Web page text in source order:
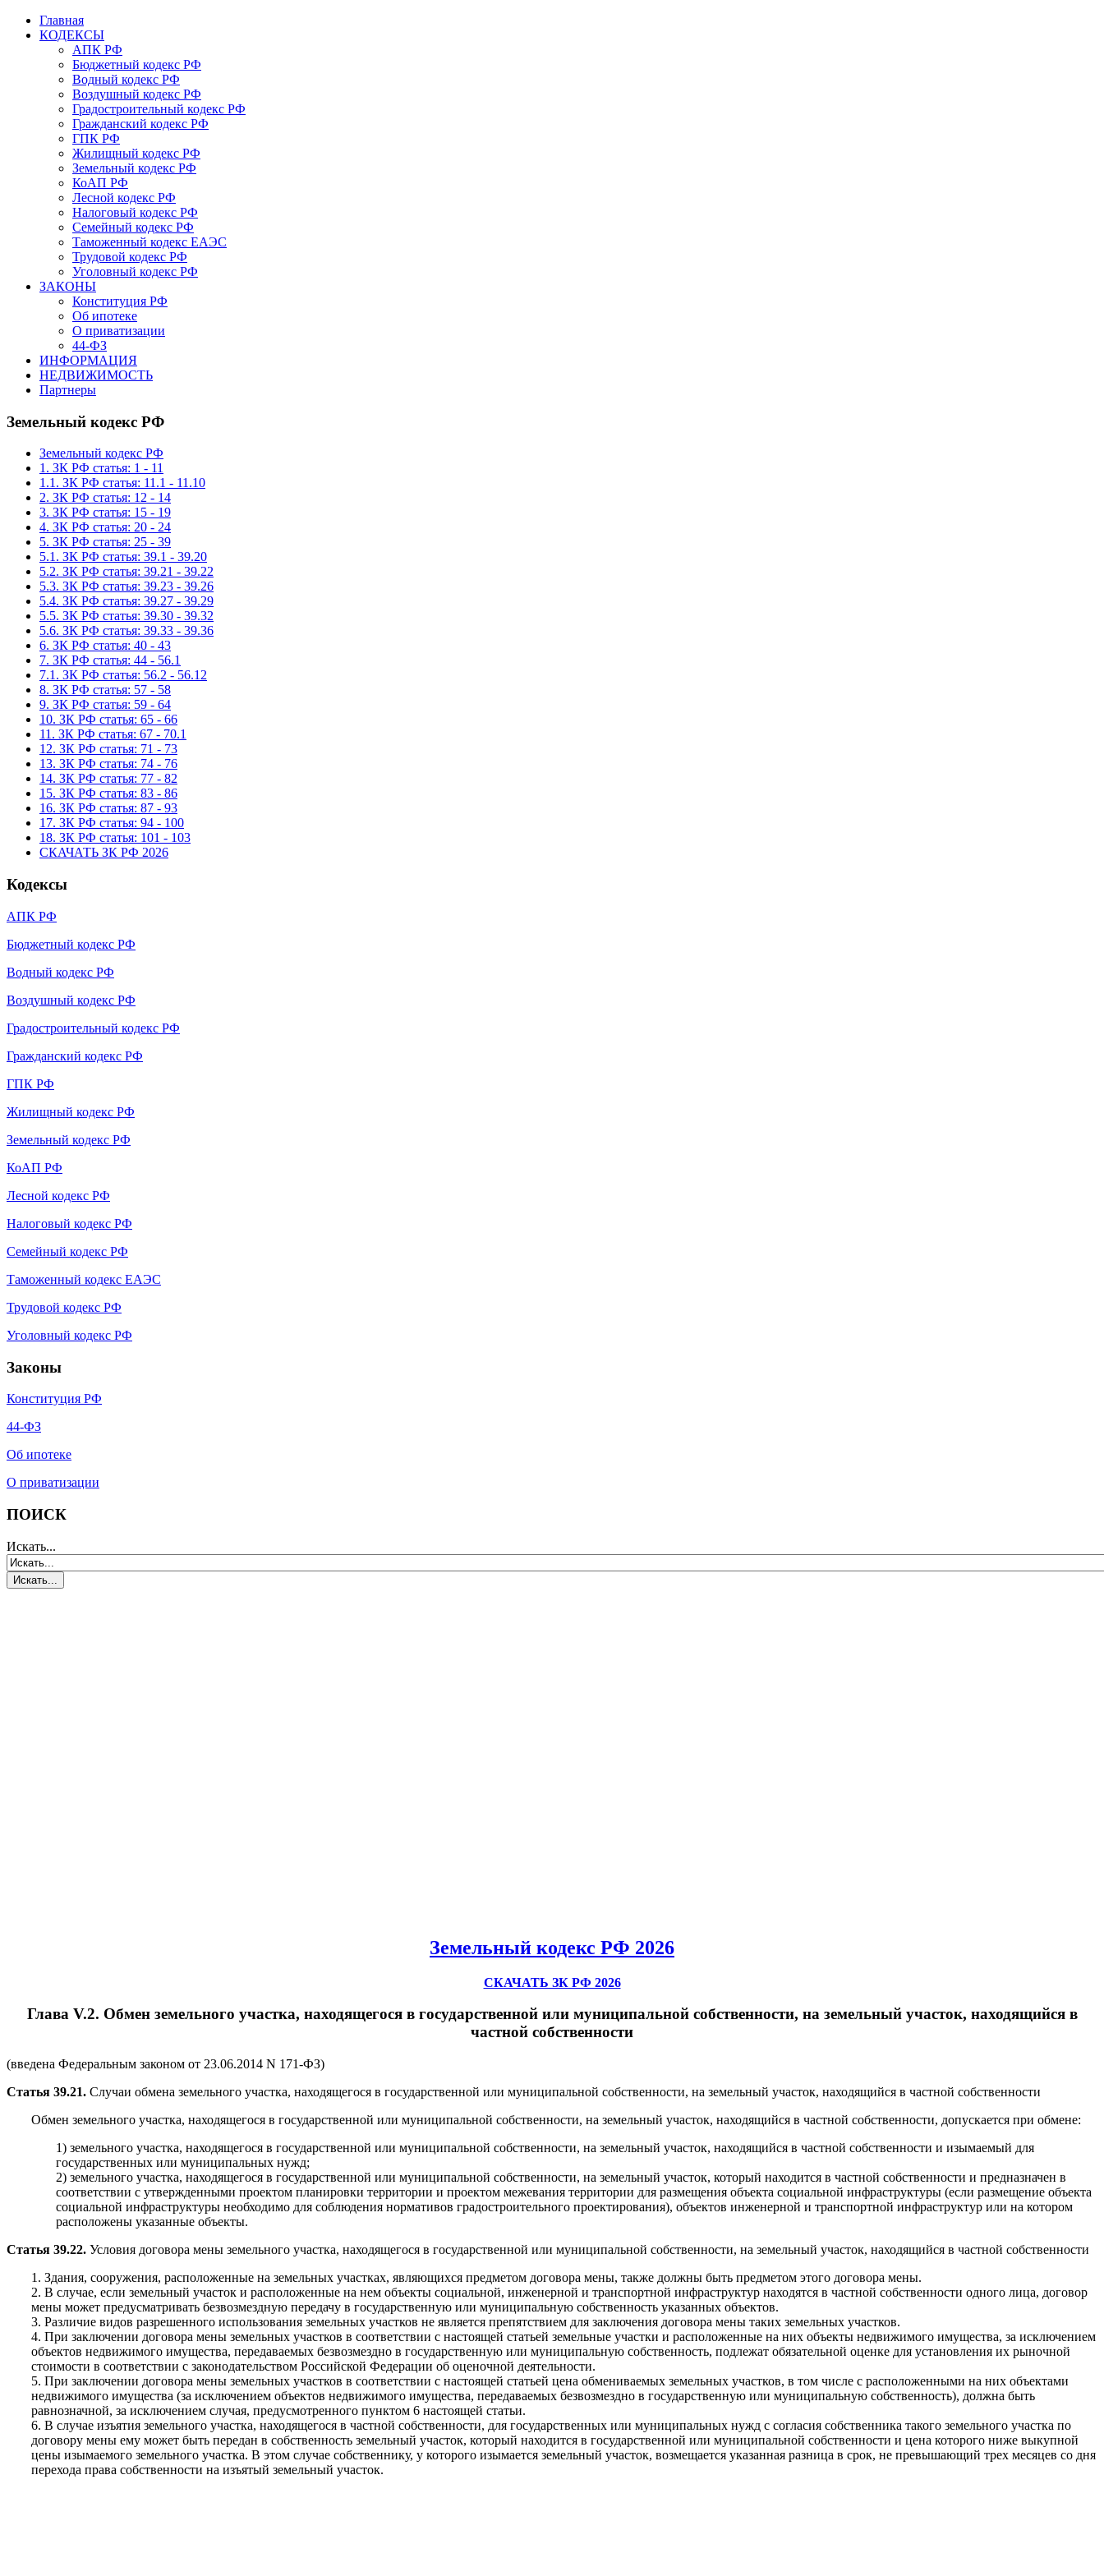
Главная
КОДЕКСЫ
АПК РФ
Бюджетный кодекс РФ
Водный кодекс РФ
Воздушный кодекс РФ
Градостроительный кодекс РФ
Гражданский кодекс РФ
ГПК РФ
Жилищный кодекс РФ
Земельный кодекс РФ
КоАП РФ
Лесной кодекс РФ
Налоговый кодекс РФ
Семейный кодекс РФ
Таможенный кодекс ЕАЭС
Трудовой кодекс РФ
Уголовный кодекс РФ
ЗАКОНЫ
Конституция РФ
Об ипотеке
О приватизации
44-ФЗ
ИНФОРМАЦИЯ
НЕДВИЖИМОСТЬ
Партнеры
Земельный кодекс РФ
Земельный кодекс РФ
1. ЗК РФ статья: 1 - 11
1.1. ЗК РФ статья: 11.1 - 11.10
2. ЗК РФ статья: 12 - 14
3. ЗК РФ статья: 15 - 19
4. ЗК РФ статья: 20 - 24
5. ЗК РФ статья: 25 - 39
5.1. ЗК РФ статья: 39.1 - 39.20
5.2. ЗК РФ статья: 39.21 - 39.22
5.3. ЗК РФ статья: 39.23 - 39.26
5.4. ЗК РФ статья: 39.27 - 39.29
5.5. ЗК РФ статья: 39.30 - 39.32
5.6. ЗК РФ статья: 39.33 - 39.36
6. ЗК РФ статья: 40 - 43
7. ЗК РФ статья: 44 - 56.1
7.1. ЗК РФ статья: 56.2 - 56.12
8. ЗК РФ статья: 57 - 58
9. ЗК РФ статья: 59 - 64
10. ЗК РФ статья: 65 - 66
11. ЗК РФ статья: 67 - 70.1
12. ЗК РФ статья: 71 - 73
13. ЗК РФ статья: 74 - 76
14. ЗК РФ статья: 77 - 82
15. ЗК РФ статья: 83 - 86
16. ЗК РФ статья: 87 - 93
17. ЗК РФ статья: 94 - 100
18. ЗК РФ статья: 101 - 103
СКАЧАТЬ ЗК РФ 2026
Кодексы
АПК РФ
Бюджетный кодекс РФ
Водный кодекс РФ
Воздушный кодекс РФ
Градостроительный кодекс РФ
Гражданский кодекс РФ
ГПК РФ
Жилищный кодекс РФ
Земельный кодекс РФ
КоАП РФ
Лесной кодекс РФ
Налоговый кодекс РФ
Семейный кодекс РФ
Таможенный кодекс ЕАЭС
Трудовой кодекс РФ
Уголовный кодекс РФ
Законы
Конституция РФ
44-ФЗ
Об ипотеке
О приватизации
ПОИСК
Искать...
Земельный кодекс РФ 2026
СКАЧАТЬ ЗК РФ 2026
Глава V.2. Обмен земельного участка, находящегося в государственной или муниципальной собственности, на земельный участок, находящийся в
частной собственности
(введена Федеральным законом от 23.06.2014 N 171-ФЗ)
Статья 39.21. Случаи обмена земельного участка, находящегося в государственной или муниципальной собственности, на земельный участок, находящийся в частной собственности
Обмен земельного участка, находящегося в государственной или муниципальной собственности, на земельный участок, находящийся в частной собственности, допускается при обмене:
1) земельного участка, находящегося в государственной или муниципальной собственности, на земельный участок, находящийся в частной собственности и изымаемый для
государственных или муниципальных нужд;
2) земельного участка, находящегося в государственной или муниципальной собственности, на земельный участок, который находится в частной собственности и предназначен в
соответствии с утвержденными проектом планировки территории и проектом межевания территории для размещения объекта социальной инфраструктуры (если размещение объекта
социальной инфраструктуры необходимо для соблюдения нормативов градостроительного проектирования), объектов инженерной и транспортной инфраструктур или на котором
расположены указанные объекты.
Статья 39.22. Условия договора мены земельного участка, находящегося в государственной или муниципальной собственности, на земельный участок, находящийся в частной собственности
1. Здания, сооружения, расположенные на земельных участках, являющихся предметом договора мены, также должны быть предметом этого договора мены.
2. В случае, если земельный участок и расположенные на нем объекты социальной, инженерной и транспортной инфраструктур находятся в частной собственности одного лица, договор
мены может предусматривать безвозмездную передачу в государственную или муниципальную собственность указанных объектов.
3. Различие видов разрешенного использования земельных участков не является препятствием для заключения договора мены таких земельных участков.
4. При заключении договора мены земельных участков в соответствии с настоящей статьей земельные участки и расположенные на них объекты недвижимого имущества, за исключением
объектов недвижимого имущества, передаваемых безвозмездно в государственную или муниципальную собственность, подлежат обязательной оценке для установления их рыночной
стоимости в соответствии с законодательством Российской Федерации об оценочной деятельности.
5. При заключении договора мены земельных участков в соответствии с настоящей статьей цена обмениваемых земельных участков, в том числе с расположенными на них объектами
недвижимого имущества (за исключением объектов недвижимого имущества, передаваемых безвозмездно в государственную или муниципальную собственность), должна быть
равнозначной, за исключением случая, предусмотренного пунктом 6 настоящей статьи.
6. В случае изъятия земельного участка, находящегося в частной собственности, для государственных или муниципальных нужд с согласия собственника такого земельного участка по
договору мены ему может быть передан в собственность земельный участок, который находится в государственной или муниципальной собственности и цена которого ниже выкупной
цены изымаемого земельного участка. В этом случае собственнику, у которого изымается земельный участок, возмещается указанная разница в срок, не превышающий трех месяцев со дня
перехода права собственности на изъятый земельный участок.